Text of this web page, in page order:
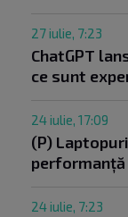
27 iulie, 7:23
ChatGPT
ce sunt
24 iulie, 17:09
(P)
24 iulie, 7:23